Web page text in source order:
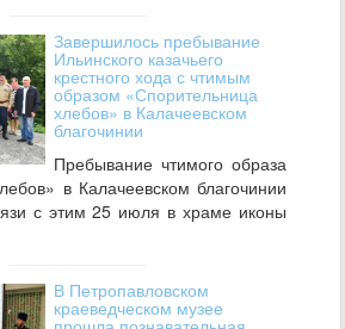
Завершилось пребывание
Ильинского казачьего
крестного хода с чтимым
образом «Спорительница
хлебов» в Калачеевском
благочинии
Пребывание чтимого образа
в Калачеевском благочинии
с этим 25 июля в храме иконы
В Петропавловском
краеведческом музее